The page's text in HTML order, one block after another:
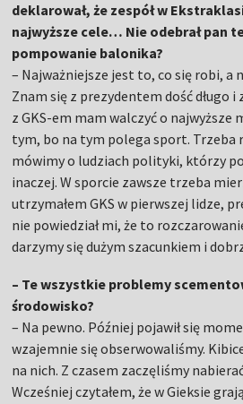
deklarował, że zespół w
najwyższe cele… Nie odebrał pan
pompowanie balonika?
– Najważniejsze jest to, co się robi, a
Znam się z prezydentem dość długo i
z GKS-em mam walczyć o najwyższe
tym, bo na tym polega sport. Trzeba
mówimy o ludziach polityki, którzy
inaczej. W sporcie zawsze trzeba
utrzymałem GKS w pierwszej lidze,
nie powiedział mi, że to
darzymy się dużym szacunkiem i
– Te wszystkie problemy
środowisko?
– Na pewno. Później pojawił się
wzajemnie się obserwowaliśmy.
na nich. Z czasem zaczęliśmy
Wcześniej czytałem, że w Gieksie